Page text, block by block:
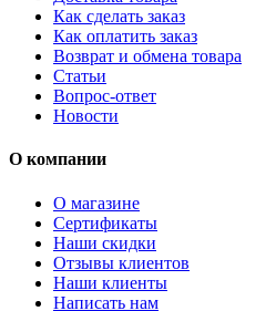
Как сделать заказ
Как оплатить заказ
Возврат и обмена товара
Статьи
Вопрос-ответ
Новости
О компании
О магазине
Сертификаты
Наши скидки
Отзывы клиентов
Наши клиенты
Написать нам